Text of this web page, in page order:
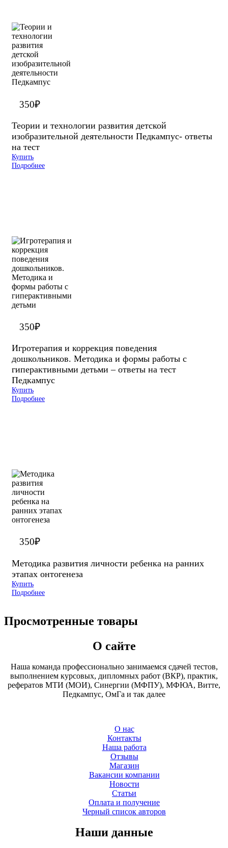
350₽
Теории и технологии развития детской
изобразительной деятельности Педкампус- ответы
на тест
Купить
Подробнее
350₽
Игротерапия и коррекция поведения
дошкольников. Методика и формы работы с
гиперактивными детьми – ответы на тест
Педкампус
Купить
Подробнее
350₽
Методика развития личности ребенка на ранних
этапах онтогенеза
Купить
Подробнее
Просмотренные товары
О сайте
Наша команда профессионально занимаемся сдачей тестов,
выполнением курсовых, дипломных работ (ВКР), практик,
рефератов МТИ (МОИ), Синергии (МФПУ), МФЮА, Витте,
Педкампус, ОмГа и так далее
О нас
Контакты
Наша работа
Отзывы
Магазин
Вакансии компании
Новости
Статьи
Оплата и получение
Черный список авторов
Наши данные